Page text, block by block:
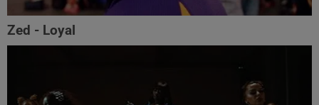
Zed - Loyal